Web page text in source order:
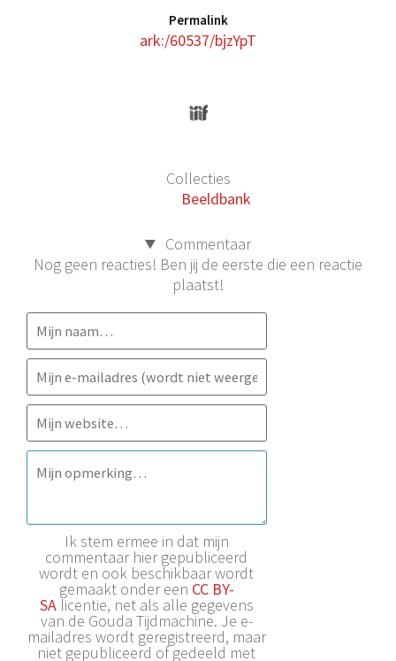
Permalink
ark:/60537/bjzYpT
Collecties
Beeldbank
Commentaar
Nog geen reacties! Ben jij de eerste die een reactie
plaatst!
Ik stem ermee in dat mijn
commentaar hier gepubliceerd
wordt en ook beschikbaar wordt
gemaakt onder een CC BY-
SAlicentie, net als alle gegevens
van de Gouda Tijdmachine. Je e-
mailadres wordt geregistreerd, maar
niet gepubliceerd of gedeeld met